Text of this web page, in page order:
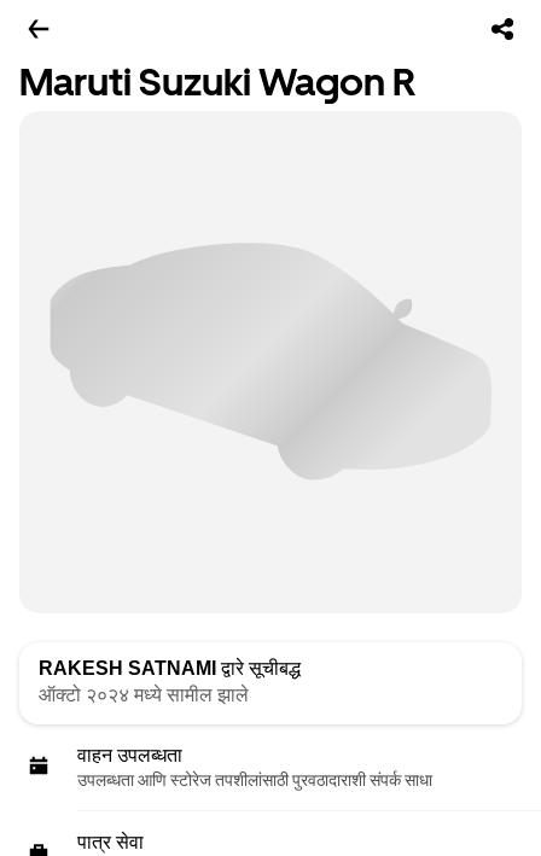
Maruti Suzuki Wagon R
RAKESH SATNAMI द्वारे सूचीबद्ध
ऑक्टो २०२४ मध्ये सामील झाले
वाहन उपलब्धता
उपलब्धता आणि स्टोरेज तपशीलांसाठी पुरवठादाराशी संपर्क साधा
पात्र सेवा